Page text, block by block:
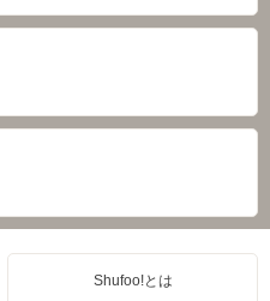
Shufoo!とは